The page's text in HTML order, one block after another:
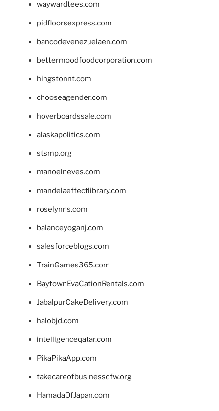
waywardtees.com
pidfloorsexpress.com
bancodevenezuelaen.com
bettermoodfoodcorporation.com
hingstonnt.com
chooseagender.com
hoverboardssale.com
alaskapolitics.com
stsmp.org
manoelneves.com
mandelaeffectlibrary.com
roselynns.com
balanceyoganj.com
salesforceblogs.com
TrainGames365.com
BaytownEvaCationRentals.com
JabalpurCakeDelivery.com
halobjd.com
intelligenceqatar.com
PikaPikaApp.com
takecareofbusinessdfw.org
HamadaOfJapan.com